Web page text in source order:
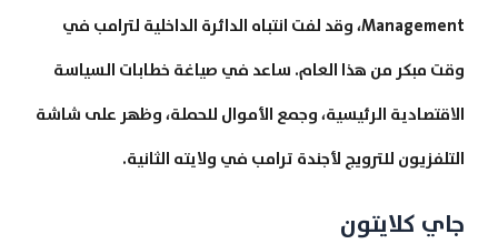
Management، وقد لفت انتباه الدائرة الداخلية لترامب في
وقت مبكر من هذا العام. ساعد في صياغة خطابات السياسة
الاقتصادية الرئيسية، وجمع الأموال للحملة، وظهر على شاشة
التلفزيون للترويج لأجندة ترامب في ولايته الثانية.
جاي كلايتون